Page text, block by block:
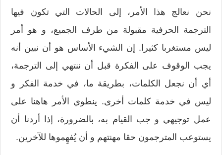
نحن نعالج هذا الأمر، إلى الحالات التي تكون فيها
الترجمة الحرفية مقبولة من طرف الجميع، و هو أمر
ليس مستغربا كثيرا. إن الشيء الأساس هو أن نبين أنه
يجب الوقوف على الفكرة قبل أن ننتهي إلى الترجمة،
أي أن نجعل الكلمات، بطريقة ما، في خدمة الفكر و
ليس في خدمة كلمات أخرى. ينطوي الأمر هاهنا على
عمل توجيهي و جب القيام به، بالضرورة، إذا أردنا أن
يستوعب المترجمون حقا مهنتهم و أن يُفهِموها للآخرين.